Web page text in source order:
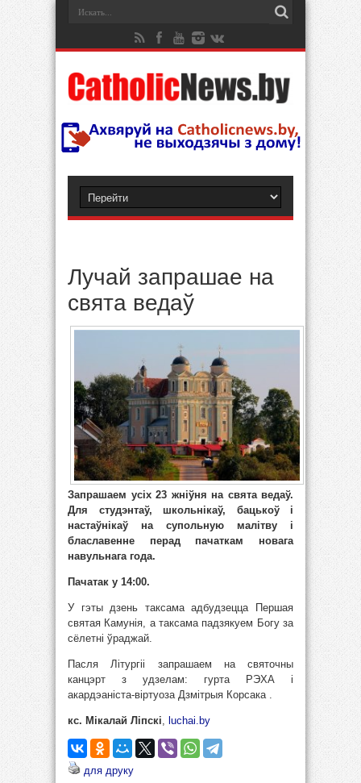
Лучай запрашае на
свята ведаў
Запрашаем усіх 23 жніўня на свята ведаў.
Для студэнтаў, школьнікаў, бацькоў і
настаўнікаў на супольную малітву і
блаславенне перад пачаткам новага
навульнага года.
Пачатак у 14:00.
У гэты дзень таксама адбудзецца Першая
святая Камунія, а таксама падзякуем Богу за
сёлетні ўраджай.
Пасля Літургіі запрашаем на святочны
канцэрт з удзелам: гурта РЭХА і
акардэаніста-віртуоза Дзмітрыя Корсака .
кс. Мікалай Ліпскі luchai.by
для друку